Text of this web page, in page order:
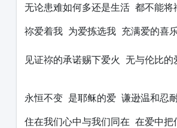
无论患难如何多还是生活 都不能将
祢爱着我 为爱拣选我 充满爱的喜
见证祢的承诺赐下爱火 无与伦比的
永恒不变 是耶稣的爱 谦逊温和忍
住在我们心中与我们同在 在爱中把